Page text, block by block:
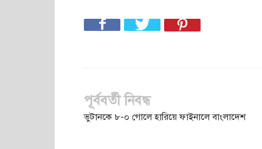
পূর্ববর্তী নিবন্ধ
ভুটানকে ৮-০ গোলে হারিয়ে ফাইনালে বাংলাদেশ